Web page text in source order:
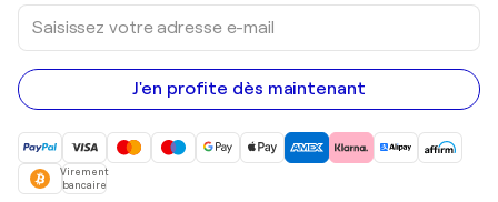
Saisissez
votre
adresse
e-
mail
J'en profite dès maintenant
Virement
bancaire